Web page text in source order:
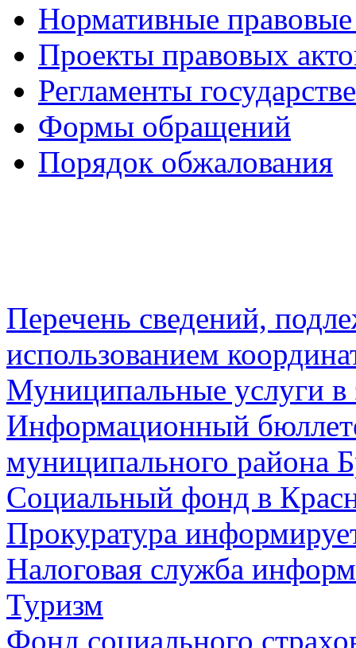
Нормативные
Проекты правовых
Регламенты
Формы обращений
Порядок обжалования
Перечень сведений,
использованием
Муниципальные услуги в
Информационный
муниципального района
Социальный фонд в
Прокуратура
Налоговая служба
Туризм
Фонд социального